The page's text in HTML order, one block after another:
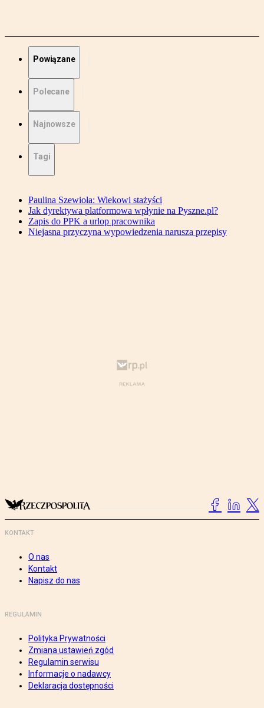
Powiązane
Polecane
Najnowsze
Tagi
Paulina Szewioła: Wiekowi stażyści
Jak dyrektywa platformowa wpłynie na Pyszne.pl?
Zapis do PPK a urlop pracownika
Niejasna przyczyna wypowiedzenia narusza przepisy
KONTAKT
O nas
Kontakt
Napisz do nas
REGULAMIN
Polityka Prywatności
Zmiana ustawień zgód
Regulamin serwisu
Informacje o nadawcy
Deklaracja dostępności